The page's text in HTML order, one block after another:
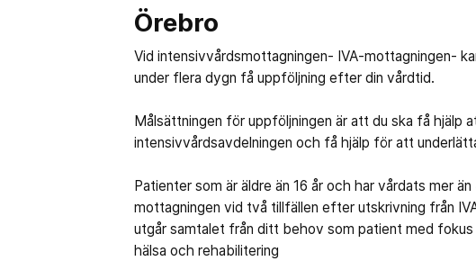
Örebro
Vid intensivvårdsmottagningen- IVA-mottagningen-
under flera dygn få uppföljning efter din vårdtid.
Målsättningen för uppföljningen är att du ska få hjälp
intensivvårdsavdelningen och få hjälp för att
Patienter som är äldre än 16 år och har vårdats mer
mottagningen vid två tillfällen efter utskrivning från
utgår samtalet från ditt behov som patient med
hälsa och rehabilitering